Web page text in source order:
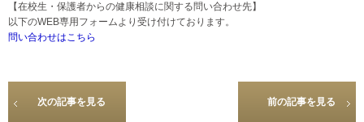
【在校生・保護者からの健康相談に関する問い合わせ先】
以下のWEB専用フォームより受け付けております。
問い合わせはこちら
次の記事を見る 前の記事を見る